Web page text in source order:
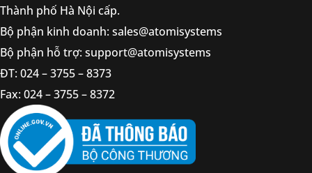
Thành phố Hà Nội cấp.
Bộ phận kinh doanh: sales@atomisystems
Bộ phận hỗ trợ: support@atomisystems
ĐT: 024 – 3755 – 8373
Fax: 024 – 3755 – 8372